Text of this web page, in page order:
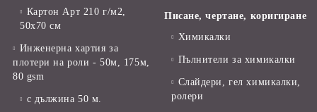
Картон Арт 210 г/м2,
50х70 см
Инженерна хартия за
плотери на роли - 50м, 175м,
80 gsm
с дължина 50 м.
Писане, чертане, коригиране
Химикалки
Пълнители за химикалки
Слайдери, гел химикалки,
ролери